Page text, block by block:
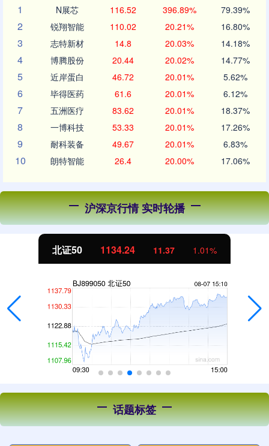
1
N展芯 116.52 396.89% 79.39%
2 锐翔智能 110.02 20.21% 16.80%
3 志特新材 14.8 20.03% 14.18%
4 博腾股份 20.44 20.02% 14.77%
5 近岸蛋白 46.72 20.01% 5.62%
6 毕得医药 61.6 20.01% 6.12%
7 五洲医疗 83.62 20.01% 18.37%
8 一博科技 53.33 20.01% 17.26%
9 耐科装备 49.67 20.01% 6.83%
10 朗特智能 26.4 20.00% 17.06%
沪深京行情 实时轮播
北证50 1134.24 11.37 1.01%
话题标签